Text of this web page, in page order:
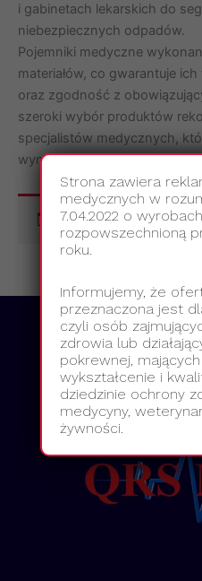
i gabinetach lekarskich do
niebezpiecznych odpadów.
Pojemniki medyczne
materiałów, co gwarantuje
oraz zgodność z
szeroki wybór produktów
specjalistów medycznych,
wymagania branżowe.
Nie znaleziono
Strona zawiera
medycznych w
7.04.2022 o
rozpowszechnioną
roku.
Informujemy, że
przeznaczona jest
czyli osób
zdrowia lub
pokrewnej,
wykształcenie i
dziedzinie ochrony
medycyny,
żywności.